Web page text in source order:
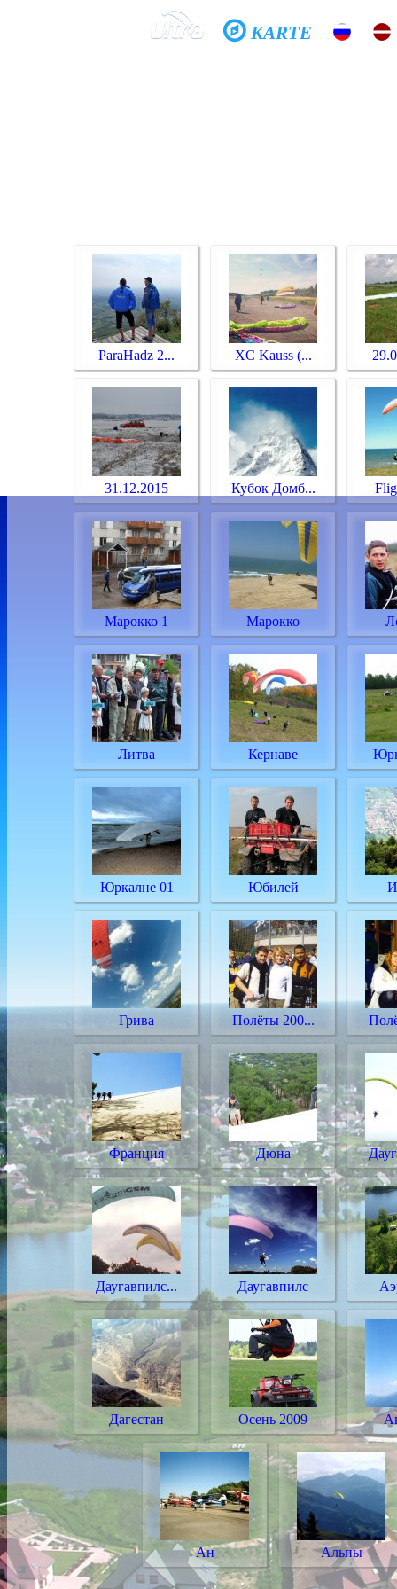
KARTE
ParaHadz 2... XC Kauss (...
31.12.2015 Кубок Домб...
Марокко 1 Марокко
Литва Кернаве
Юркалне 01 Юбилей
Грива Полёты 200...
Франция Дюна
Даугавпилс... Даугавпилс
Дагестан Осень 2009
Ан Альпы